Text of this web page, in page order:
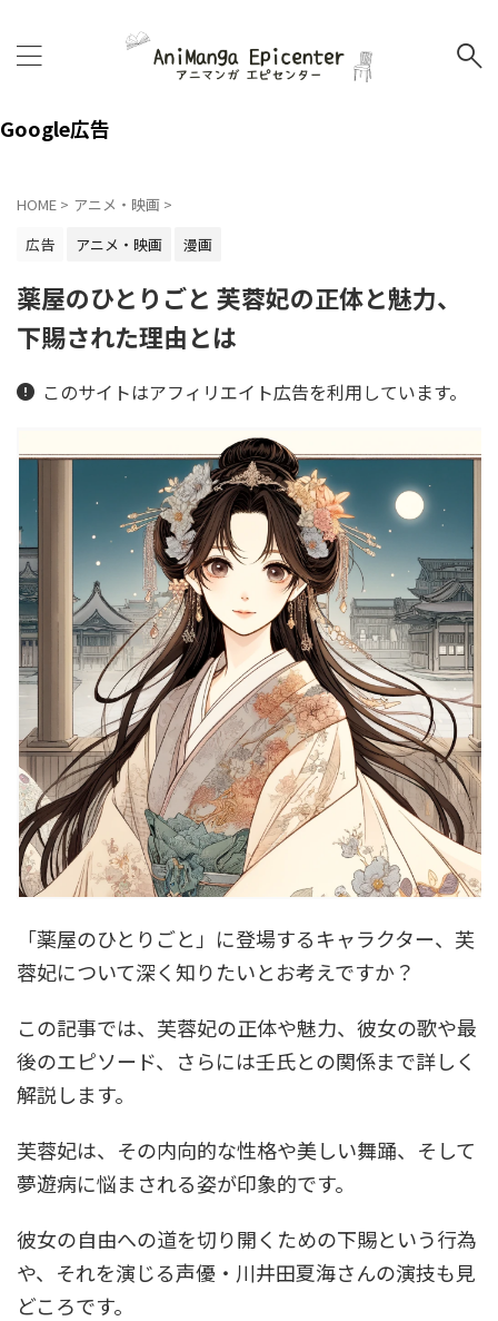
Google広告
HOME > アニメ・映画 >
広告
アニメ・映画 漫画
薬屋のひとりごと 芙蓉妃の正体と魅力、
下賜された理由とは
このサイトはアフィリエイト広告を利用しています。
「薬屋のひとりごと」に登場するキャラクター、芙
蓉妃について深く知りたいとお考えですか？
この記事では、芙蓉妃の正体や魅力、彼女の歌や最
後のエピソード、さらには壬氏との関係まで詳しく
解説します。
芙蓉妃は、その内向的な性格や美しい舞踊、そして
夢遊病に悩まされる姿が印象的です。
彼女の自由への道を切り開くための下賜という行為
や、それを演じる声優・川井田夏海さんの演技も見
どころです。